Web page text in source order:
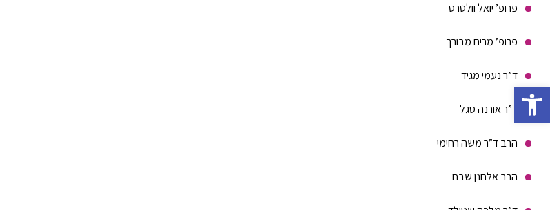
Open toolbar
פרופ’ יואל וולטרס
פרופ’ מרים מבורך
ד”ר נעמי מגיד
ד”ר אורנה סגל
הרב ד”ר משה רחימי
הרב אלחנן שבח